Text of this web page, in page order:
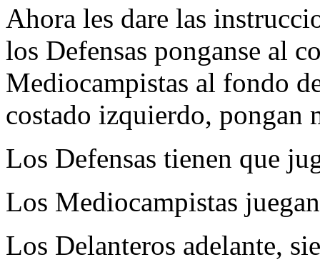
Ahora les dare las
los Defensas ponganse al
Mediocampistas al fondo
costado izquierdo, pongan
Los Defensas tienen que
Los Mediocampistas
Los Delanteros adelante,